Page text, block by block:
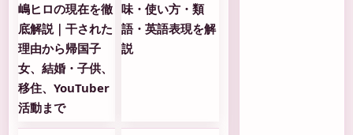
嶋ヒロの現在を徹
底解説｜干された
理由から帰国子
女、結婚・子供、
移住、YouTuber
活動まで
味・使い方・類
語・英語表現を解
説